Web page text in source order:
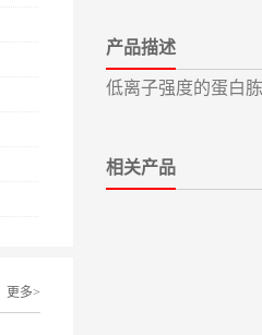
更多>
产品描述
低离子强度的蛋白
相关产品